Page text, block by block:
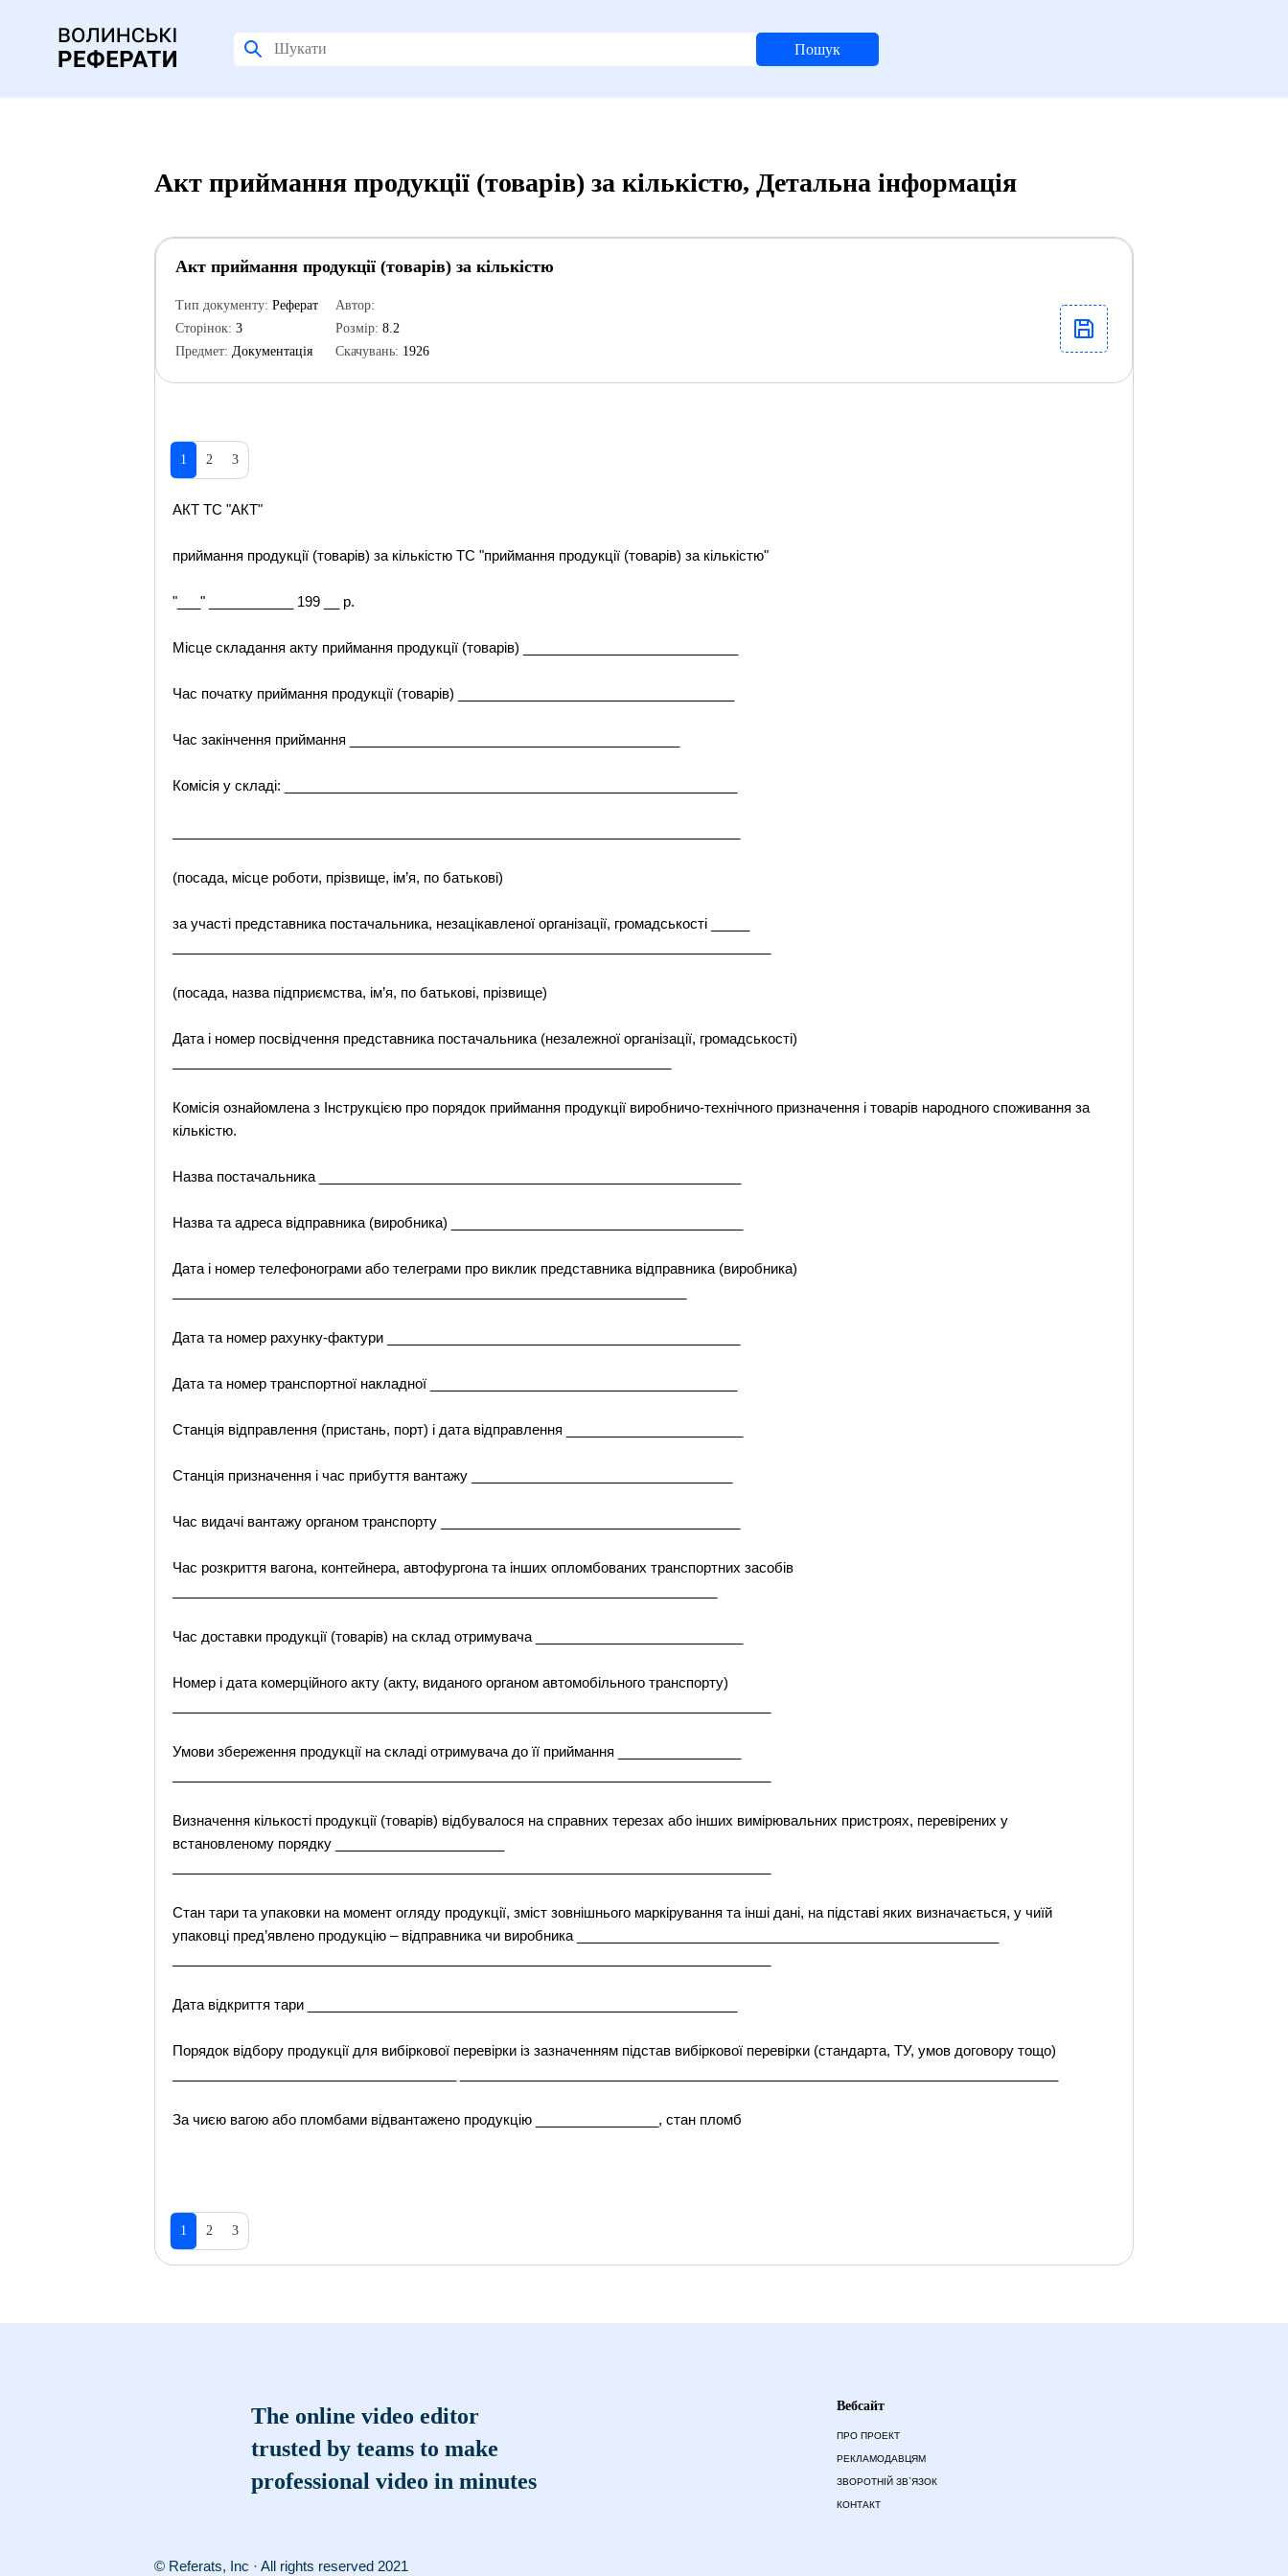
Пошук
Акт приймання продукції (товарів) за кількістю, Детальна інформація
Акт приймання продукції (товарів) за кількістю
Тип документу: Реферат
Сторінок: 3
Предмет: Документація
Автор:
Розмір: 8.2
Скачувань: 1926
1 2 3
АКТ TC "АКТ"
приймання продукції (товарів) за кількістю TC "приймання продукції (товарів) за кількістю"
"___" ___________ 199 __ р.
Місце складання акту приймання продукції (товарів) ____________________________
Час початку приймання продукції (товарів) ____________________________________
Час закінчення приймання ___________________________________________
Комісія у складі: ___________________________________________________________
(посада, місце роботи, прізвище, ім’я, по батькові)
за участі представника постачальника, незацікавленої організації, громадськості _____
(посада, назва підприємства, ім’я, по батькові, прізвище)
Дата і номер посвідчення представника постачальника (незалежної організації, громадськості)
Комісія ознайомлена з Інструкцією про порядок приймання продукції виробничо-технічного призначення і товарів народного споживання за
кількістю.
Назва постачальника _______________________________________________________
Назва та адреса відправника (виробника) ______________________________________
Дата і номер телефонограми або телеграми про виклик представника відправника (виробника)
Дата та номер рахунку-фактури ______________________________________________
Дата та номер транспортної накладної ________________________________________
Станція відправлення (пристань, порт) і дата відправлення _______________________
Станція призначення і час прибуття вантажу __________________________________
Час видачі вантажу органом транспорту _______________________________________
Час розкриття вагона, контейнера, автофургона та інших опломбованих транспортних засобів
Час доставки продукції (товарів) на склад отримувача ___________________________
Номер і дата комерційного акту (акту, виданого органом автомобільного транспорту)
Умови збереження продукції на складі отримувача до її приймання ________________
Визначення кількості продукції (товарів) відбувалося на справних терезах або інших вимірювальних пристроях, перевірених у
встановленому порядку ______________________
Стан тари та упаковки на момент огляду продукції, зміст зовнішнього маркірування та інші дані, на підставі яких визначається, у чиїй
упаковці пред’явлено продукцію – відправника чи виробника _______________________________________________________
Дата відкриття тари ________________________________________________________
Порядок відбору продукції для вибіркової перевірки із зазначенням підстав вибіркової перевірки (стандарта, ТУ, умов договору тощо)
За чиєю вагою або пломбами відвантажено продукцію ________________, стан пломб
1 2 3
The online video editor
trusted by teams to make
professional video in minutes
Вебсайт
ПРО ПРОЕКТ
РЕКЛАМОДАВЦЯМ
ЗВОРОТНІЙ ЗВ`ЯЗОК
КОНТАКТ
© Referats, Inc · All rights reserved 2021